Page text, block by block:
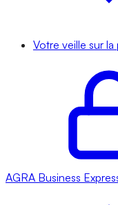
Votre veille sur
AGRA Business